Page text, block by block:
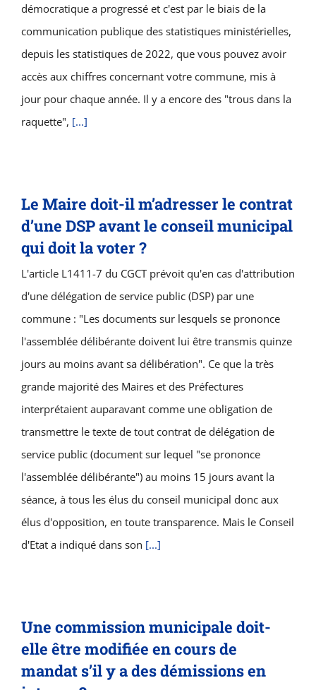
démocratique a progressé et c'est par le biais de la
communication publique des statistiques ministérielles,
depuis les statistiques de 2022, que vous pouvez avoir
accès aux chiffres concernant votre commune, mis à
jour pour chaque année. Il y a encore des "trous dans la
raquette", [...]
Le Maire doit-il m’adresser le contrat
d’une DSP avant le conseil municipal
qui doit la voter ?
L'article L1411-7 du CGCT prévoit qu'en cas d'attribution
d'une délégation de service public (DSP) par une
commune : "Les documents sur lesquels se prononce
l'assemblée délibérante doivent lui être transmis quinze
jours au moins avant sa délibération". Ce que la très
grande majorité des Maires et des Préfectures
interprétaient auparavant comme une obligation de
transmettre le texte de tout contrat de délégation de
service public (document sur lequel "se prononce
l'assemblée délibérante") au moins 15 jours avant la
séance, à tous les élus du conseil municipal donc aux
élus d'opposition, en toute transparence. Mais le Conseil
d'Etat a indiqué dans son [...]
Une commission municipale doit-
elle être modifiée en cours de
mandat s’il y a des démissions en